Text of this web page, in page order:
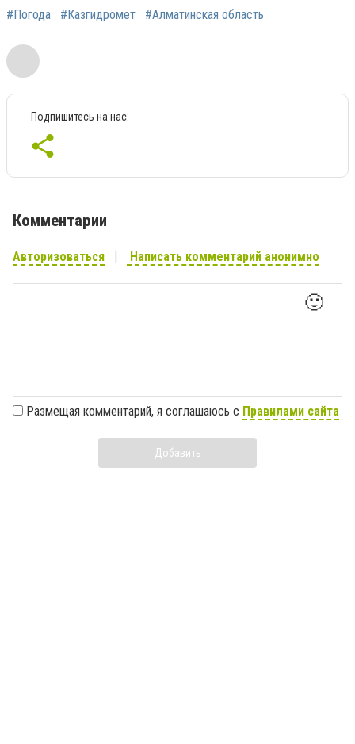
#Погода
#Казгидромет #Алматинская область
Подпишитесь на нас:
Комментарии
Авторизоваться Написать комментарий анонимно
🙂
Размещая комментарий, я соглашаюсь с Правилами сайта
Добавить